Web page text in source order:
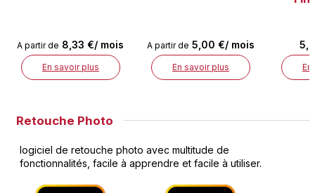
A partir de 8,33 €/ mois
En savoir plus
A partir de 5,00 €/ mois
En savoir plus
Retouche Photo
logiciel de retouche photo avec multitude de
fonctionnalités, facile à apprendre et facile à utiliser.